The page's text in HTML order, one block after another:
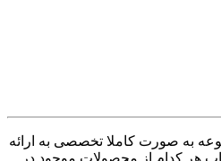
گیلان کار آنلاین خود را از سال 1397 شروع نموده است ، این مجموعه به صورت کاملا تخصصی به ارائه